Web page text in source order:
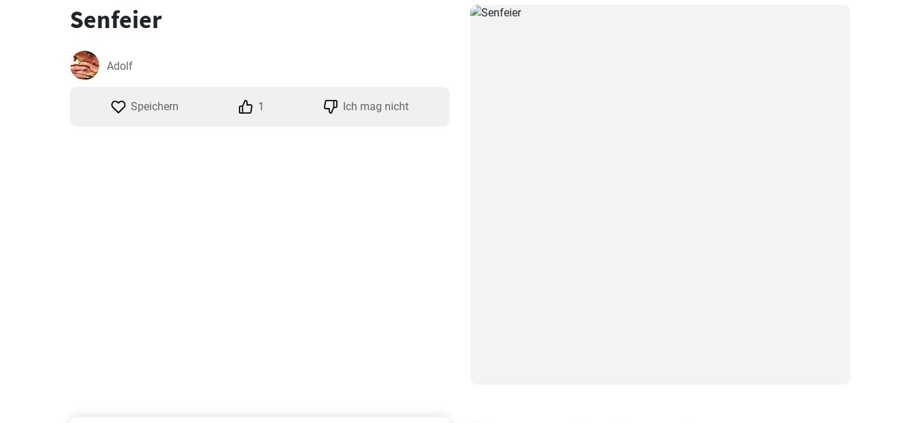
Senfeier
Adolf
Speichern 1 Ich mag nicht